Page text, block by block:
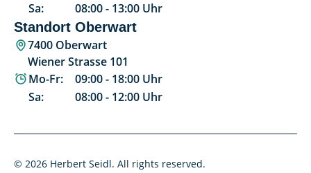
Sa:
08:00- 13:00 Uhr
Standort Oberwart
7400 Oberwart
Wiener Strasse 101
Mo-Fr:
09:00- 18:00 Uhr
Sa:
08:00- 12:00 Uhr
© 2026 Herbert Seidl. All rights reserved.